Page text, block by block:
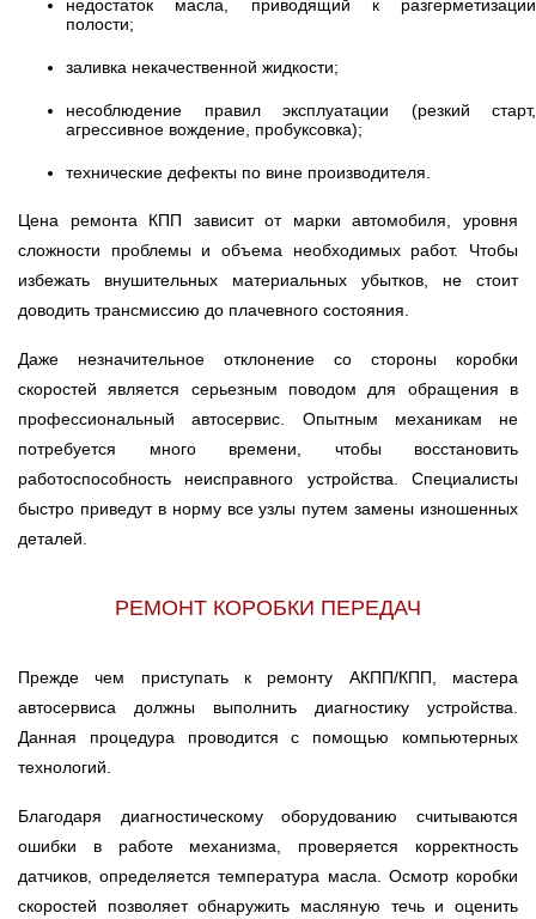
недостаток масла, приводящий к разгерметизации
полости;
заливка некачественной жидкости;
несоблюдение правил эксплуатации (резкий старт,
агрессивное вождение, пробуксовка);
технические дефекты по вине производителя.
Цена ремонта КПП зависит от марки автомобиля, уровня
сложности проблемы и объема необходимых работ. Чтобы
избежать внушительных материальных убытков, не стоит
доводить трансмиссию до плачевного состояния.
Даже незначительное отклонение со стороны коробки
скоростей является серьезным поводом для обращения в
профессиональный автосервис. Опытным механикам не
потребуется много времени, чтобы восстановить
работоспособность неисправного устройства. Специалисты
быстро приведут в норму все узлы путем замены изношенных
деталей.
РЕМОНТ КОРОБКИ ПЕРЕДАЧ
Прежде чем приступать к ремонту АКПП/КПП, мастера
автосервиса должны выполнить диагностику устройства.
Данная процедура проводится с помощью компьютерных
технологий.
Благодаря диагностическому оборудованию считываются
ошибки в работе механизма, проверяется корректность
датчиков, определяется температура масла. Осмотр коробки
скоростей позволяет обнаружить масляную течь и оценить